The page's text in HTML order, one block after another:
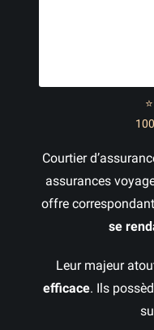
Courtier
assurances
offre
se
Leur majeur
efficace. Ils